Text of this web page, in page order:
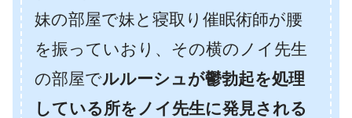
妹の部屋で妹と寝取り催眠術師が腰
を振っていおり、その横のノイ先生
の部屋でルルーシュが鬱勃起を処理
している所をノイ先生に発見される